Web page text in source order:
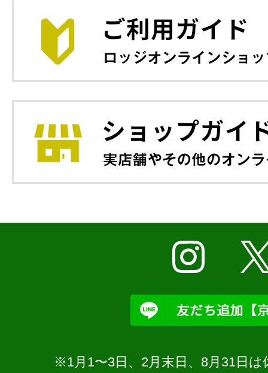
※1月1〜3日、2月末日、8月31日